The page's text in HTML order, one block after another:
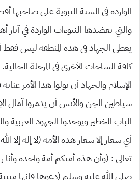
الواردة في السنة النبوية على صاحبها
والتي تعضدها النبوءات الواردة في آثار
يعطي الجهاد في هذه المنطقة ليس فقط
كافة الساحات الأخرى في المرحلة
الإسلام والجهاد أن يولوا هذا الأمر
شياطين الجن والأنس أن يدمروا آمال
الباب الخطير ويوحدوا الجهود
أي شعار إلا شعار هذه الأمة (لا إله إلا
تعالى : (وأن هذه أمتكم أمة واحدة
صلى الله عليه وسلم (دعوها فإنها